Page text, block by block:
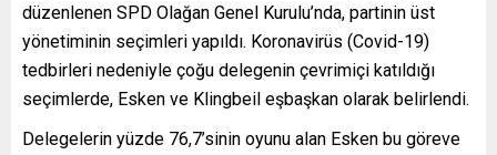
düzenlenen SPD Olağan Genel Kurulu’nda, partinin üst
yönetiminin seçimleri yapıldı. Koronavirüs (Covid-19)
tedbirleri nedeniyle çoğu delegenin çevrimiçi katıldığı
seçimlerde, Esken ve Klingbeil eşbaşkan olarak belirlendi.
Delegelerin yüzde 76,7’sinin oyunu alan Esken bu göreve